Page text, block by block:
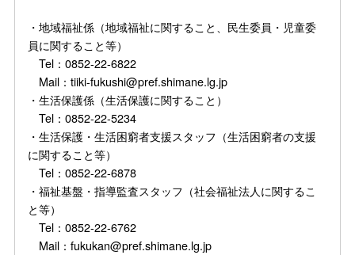
・地域福祉係（地域福祉に関すること、民生委員・児童委
員に関すること等）
Tel：0852-22-6822
Mail：tiiki-fukushi@pref.shimane.lg.jp
・生活保護係（生活保護に関すること）
Tel：0852-22-5234
・生活保護・生活困窮者支援スタッフ（生活困窮者の支援
に関すること等）
Tel：0852-22-6878
・福祉基盤・指導監査スタッフ（社会福祉法人に関するこ
と等）
Tel：0852-22-6762
Mail：fukukan@pref.shimane.lg.jp